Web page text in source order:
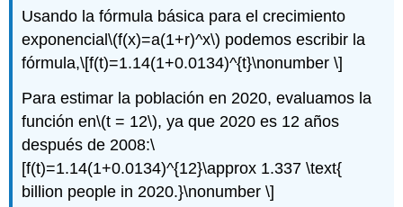
Usando la fórmula básica para el crecimiento
exponencial\(f(x)=a(1+r)^x\) podemos escribir la
fórmula,\[f(t)=1.14(1+0.0134)^{t}\nonumber \]
Para estimar la población en 2020, evaluamos la
función en\(t = 12\), ya que 2020 es 12 años
después de 2008:\
[f(t)=1.14(1+0.0134)^{12}\approx 1.337 \text{
billion people in 2020.}\nonumber \]